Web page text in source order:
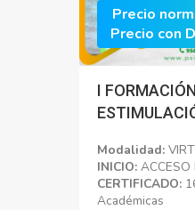
Precio
Precio con
I
Modalidad:
INICIO: ACCESO
CERTIFICADO:
Académicas